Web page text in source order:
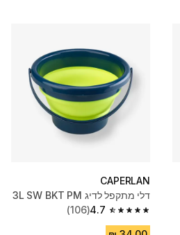
CAPERLAN
דלי מתקפל לדיג 3L SW BKT PM
4.7
4.7 out of 5 stars from 106 reviews
(106)